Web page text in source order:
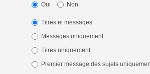
Oui Non
Titres et messages
Messages uniquement
Titres uniquement
Premier message des sujets